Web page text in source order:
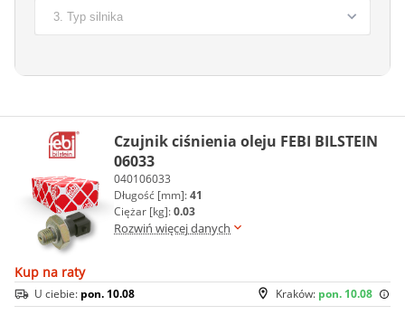
Czujnik ciśnienia oleju FEBI BILSTEIN
06033
040106033
Długość [mm]:41
Ciężar [kg]:0.03
Rozwiń więcej danych
Kup na raty
Kraków: pon. 10.08
U ciebie: pon. 10.08